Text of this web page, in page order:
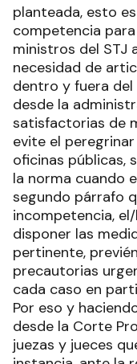
planteada, esto
competencia
ministros del STJ
necesidad de
dentro y fuera del
desde la
satisfactorias de
evite el
oficinas públicas,
la norma cuando
segundo párrafo
incompetencia,
disponer las
pertinente,
precautorias
cada caso en
Por eso y
desde la Corte
juezas y jueces